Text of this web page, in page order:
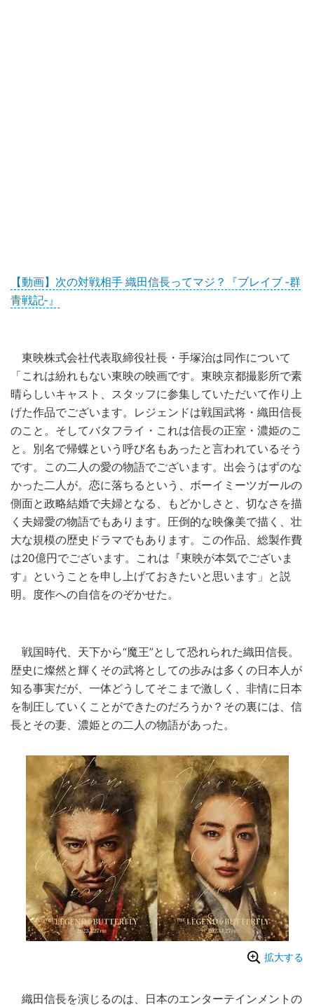
【動画】次の対戦相手 織田信長ってマジ？『ブレイブ ‐群
青戦記‐』
東映株式会社代表取締役社長・手塚治は同作について
「これは紛れもない東映の映画です。東映京都撮影所で素
晴らしいキャスト、スタッフに参集していただいて作り上
げた作品でございます。レジェンドは戦国武将・織田信長
のこと。そしてバタフライ・これは信長の正室・濃姫のこ
と。別名で帰蝶という呼び名もあったと言われているそう
です。この二人の愛の物語でございます。出会うはずのな
かった二人が。恋に落ちるという、ボーイミーツガールの
側面と政略結婚で夫婦となる、もどかしさと、切なさを描
く夫婦愛の物語でもあります。圧倒的な映像美で描く、壮
大な規模の歴史ドラマでもあります。この作品、総製作費
は20億円でございます。これは『東映が本気でございま
す』ということを申し上げておきたいと思います」と説
明。度作への自信をのぞかせた。
戦国時代、天下から“魔王”として恐れられた織田信長。
歴史に燦然と輝くその武将としての歩みは多くの日本人が
知る事実だが、一体どうしてそこまで激しく、非情に日本
を制圧していくことができたのだろうか？その裏には、信
長とその妻、濃姫との二人の物語があった。
拡大する
織田信長を演じるのは、日本のエンターテインメントの